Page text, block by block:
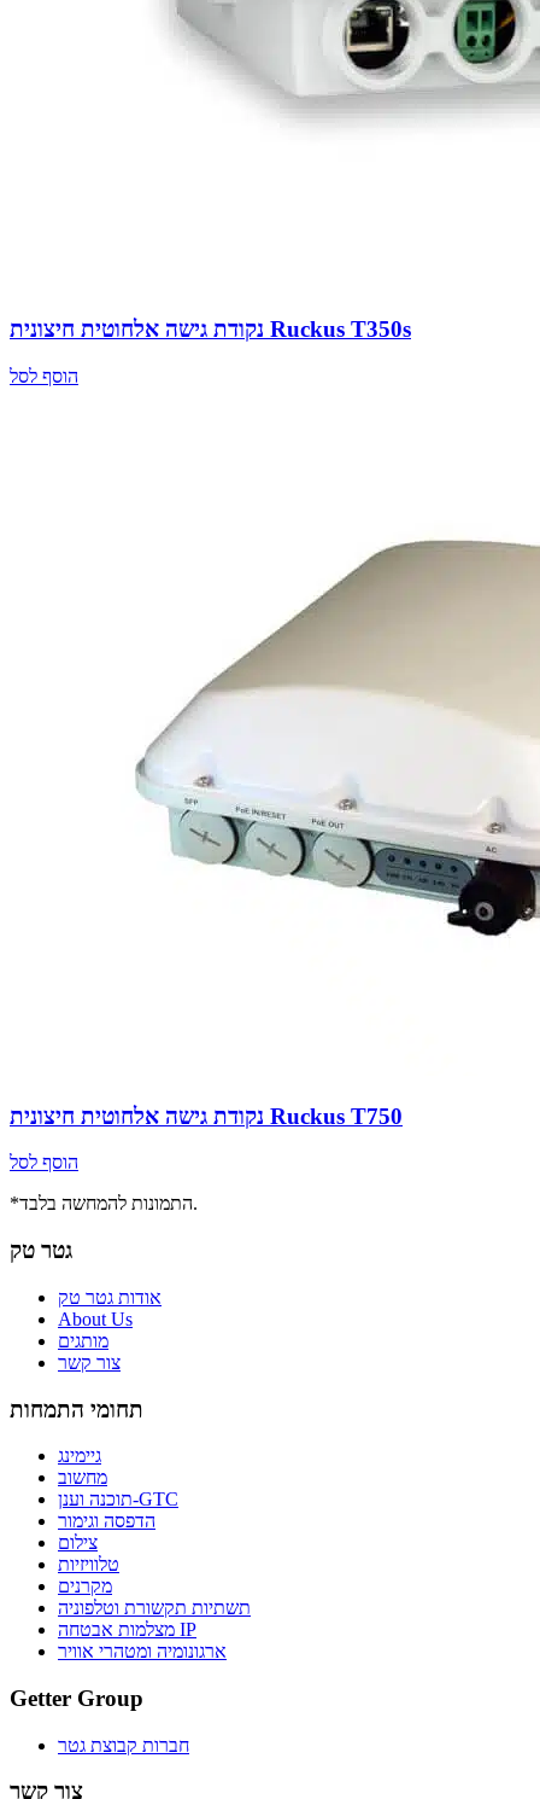
נקודת גישה אלחוטית חיצונית Ruckus T350s
הוסף לסל
נקודת גישה אלחוטית חיצונית Ruckus T750
הוסף לסל
*התמונות להמחשה בלבד.
גטר טק
אודות גטר טק
About Us
מותגים
צור קשר
תחומי התמחות
גיימינג
מחשוב
תוכנה וענן-GTC
הדפסה וגימור
צילום
טלוויזיות
מקרנים
תשתיות תקשורת וטלפוניה
מצלמות אבטחה IP
ארגונומיה ומטהרי אוויר
Getter Group
חברות קבוצת גטר
צור קשר